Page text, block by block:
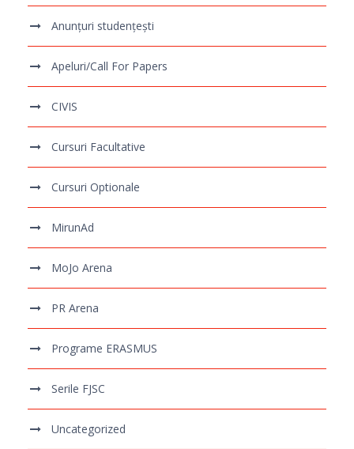
Anunțuri studențești
Apeluri/Call For Papers
CIVIS
Cursuri Facultative
Cursuri Optionale
MirunAd
MoJo Arena
PR Arena
Programe ERASMUS
Serile FJSC
Uncategorized